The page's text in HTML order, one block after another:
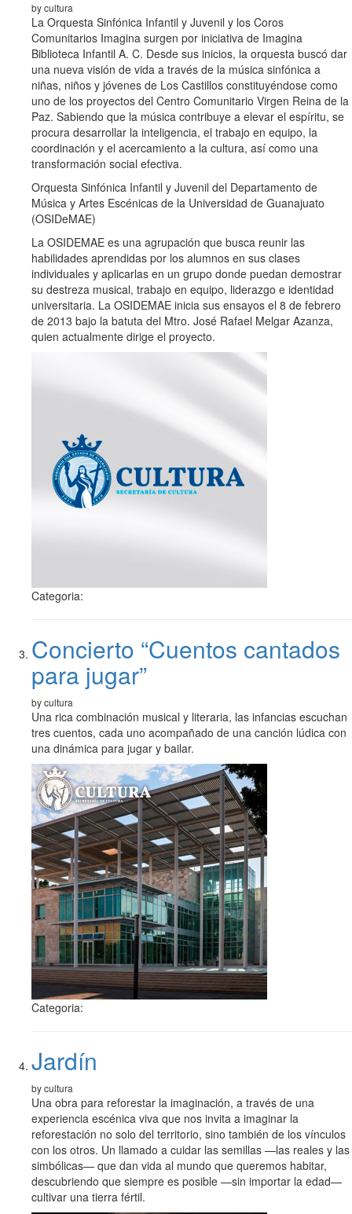
by cultura
La Orquesta Sinfónica Infantil y Juvenil y los Coros
Comunitarios Imagina surgen por iniciativa de Imagina
Biblioteca Infantil A. C. Desde sus inicios, la orquesta buscó dar
una nueva visión de vida a través de la música sinfónica a
niñas, niños y jóvenes de Los Castillos constituyéndose como
uno de los proyectos del Centro Comunitario Virgen Reina de la
Paz. Sabiendo que la música contribuye a elevar el espíritu, se
procura desarrollar la inteligencia, el trabajo en equipo, la
coordinación y el acercamiento a la cultura, así como una
transformación social efectiva.
Orquesta Sinfónica Infantil y Juvenil del Departamento de
Música y Artes Escénicas de la Universidad de Guanajuato
(OSIDeMAE)
La OSIDEMAE es una agrupación que busca reunir las
habilidades aprendidas por los alumnos en sus clases
individuales y aplicarlas en un grupo donde puedan demostrar
su destreza musical, trabajo en equipo, liderazgo e identidad
universitaria. La OSIDEMAE inicia sus ensayos el 8 de febrero
de 2013 bajo la batuta del Mtro. José Rafael Melgar Azanza,
quien actualmente dirige el proyecto.
Categoria:
Concierto “Cuentos cantados
para jugar”
by cultura
Una rica combinación musical y literaria, las infancias escuchan
tres cuentos, cada uno acompañado de una canción lúdica con
una dinámica para jugar y bailar.
Categoria:
Jardín
by cultura
Una obra para reforestar la imaginación, a través de una
experiencia escénica viva que nos invita a imaginar la
reforestación no solo del territorio, sino también de los vínculos
con los otros. Un llamado a cuidar las semillas —las reales y las
simbólicas— que dan vida al mundo que queremos habitar,
descubriendo que siempre es posible —sin importar la edad—
cultivar una tierra fértil.